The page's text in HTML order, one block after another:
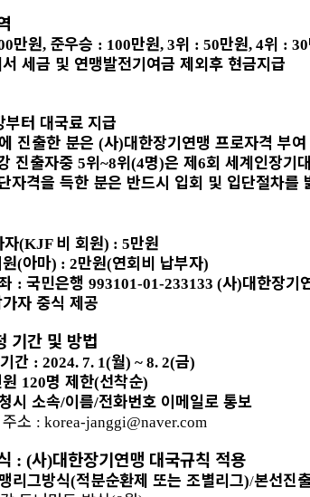
만원, 준우승 : 100만원, 3위 : 50만원, 4위 : 30
세금 및 연맹발전기여금 제외후 현금지급
부터 대국료 지급
진출한 분은 (사)대한장기연맹 프로자격 부여
진출자중 5위~8위(4명)은 제6회 세계인장기
자격을 득한 분은 반드시 입회 및 입단절차를
자(KJF 비 회원) : 5만원
(아마) : 2만원(연회비 납부자)
: 국민은행 993101-01-233133 (사)대한장기
자 중식 제공
기간 및 방법
간 : 2024. 7. 1(월) ~ 8. 2(금)
120명 제한(선착순)
시 소속/이름/전화번호 이메일로 통보
소 : korea-janggi@naver.com
: (사)대한장기연맹 대국규칙 적용
리그방식(적분순환제 또는 조별리그)/본선진